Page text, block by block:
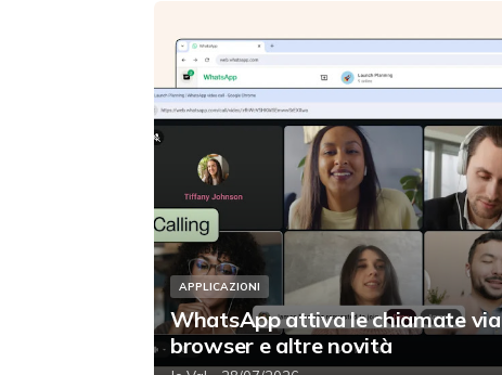
APPLICAZIONI
WhatsApp attiva le chiamate via
browser e altre novità